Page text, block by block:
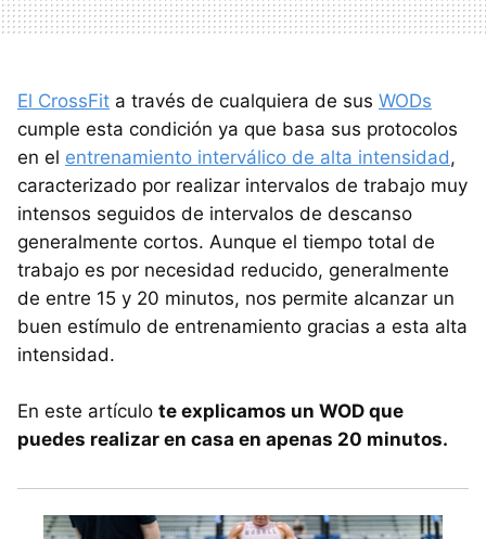
El CrossFit a través de cualquiera de sus WODs
cumple esta condición ya que basa sus protocolos
en el entrenamiento interválico de alta intensidad,
caracterizado por realizar intervalos de trabajo muy
intensos seguidos de intervalos de descanso
generalmente cortos. Aunque el tiempo total de
trabajo es por necesidad reducido, generalmente
de entre 15 y 20 minutos, nos permite alcanzar un
buen estímulo de entrenamiento gracias a esta alta
intensidad.
En este artículo te explicamos un WOD que
puedes realizar en casa en apenas 20 minutos.